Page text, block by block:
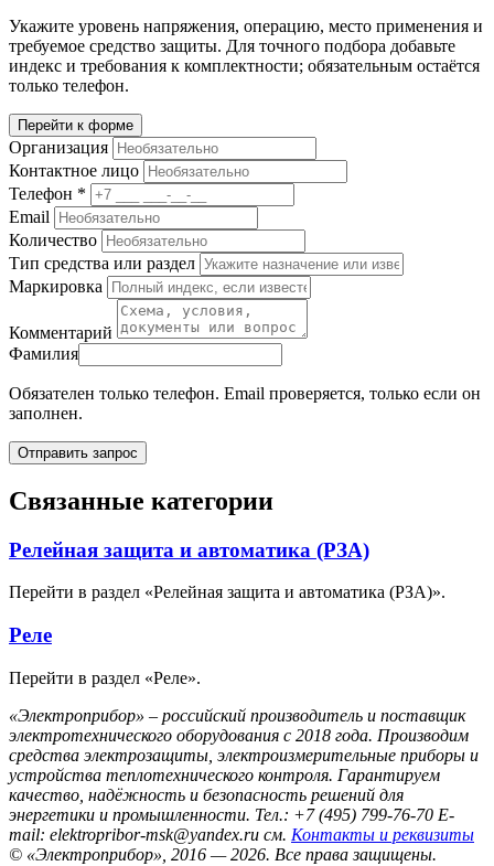
Укажите уровень напряжения, операцию, место применения и
требуемое средство защиты. Для точного подбора добавьте
индекс и требования к комплектности; обязательным остаётся
только телефон.
Перейти к форме
Организация
Контактное лицо
Телефон *
Email
Количество
Тип средства или раздел
Маркировка
Комментарий
Фамилия
Обязателен только телефон. Email проверяется, только если он
заполнен.
Отправить запрос
Связанные категории
Релейная защита и автоматика (РЗА)
Перейти в раздел «Релейная защита и автоматика (РЗА)».
Реле
Перейти в раздел «Реле».
«Электроприбор» – российский производитель и поставщик
электротехнического оборудования с 2018 года. Производим
средства электрозащиты, электроизмерительные приборы и
устройства теплотехнического контроля. Гарантируем
качество, надёжность и безопасность решений для
энергетики и промышленности. Тел.: +7 (495) 799-76-70 E-
mail: elektropribor-msk@yandex.ru см. Контакты и реквизиты
© «Электроприбор», 2016 — 2026. Все права защищены.